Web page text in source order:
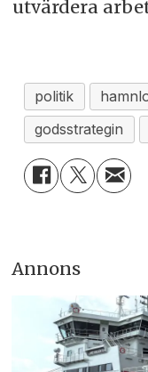
utvärdera
politik
godsstrategin
Annons